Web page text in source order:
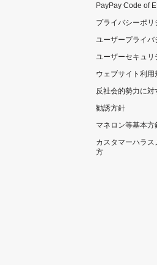
PayPay Code of
プライバシーポリ
ユーザープライバ
ユーザーセキュリ
ウェブサイト利用
反社会的勢力に対
勧誘方針
マネロン等基本方
カスタマーハラス
方